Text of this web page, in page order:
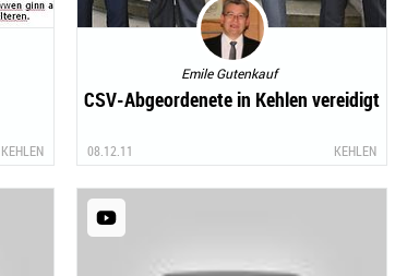
KEHLEN
Emile Gutenkauf
CSV-Abgeordenete in Kehlen vereidigt
08.12.11 KEHLEN